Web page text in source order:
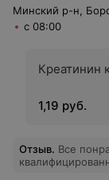
Минский р-н,
с 08:00
Креатинин
1,19 руб.
Отзыв. Все